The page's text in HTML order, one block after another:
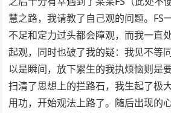
慧之路，我请教了自己观的问题。FS
不足和定力过头都会障观，而我一直
起观，同时也破了我的疑：我见不等
以是瞬间，放下累生的我执烦恼则是
扫清了思想上的拦路石，我生起了极
用功，开始观法上路了。随后出现的